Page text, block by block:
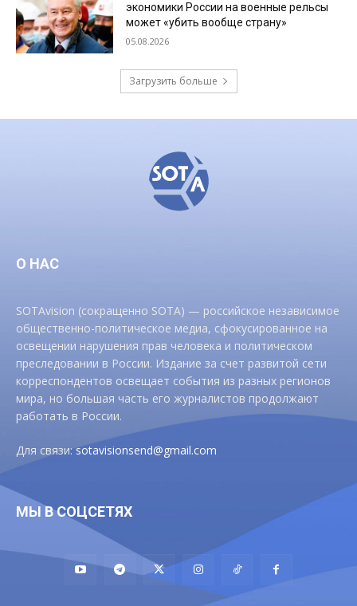
экономики России на военные рельсы
может «убить вообще страну»
05.08.2026
Загрузить больше
О НАС
SOTAvision (сокращенно SOTA) — российское независимое
общественно-политическое медиа, сфокусированное на
освещении нарушения прав человека и политическом
преследовании в России. Издание за счет развитой сети
корреспондентов освещает события из разных регионов
мира, но большая часть его журналистов продолжают
работать в России.
Для связи:sotavisionsend@gmail.com
МЫ В СОЦСЕТЯХ